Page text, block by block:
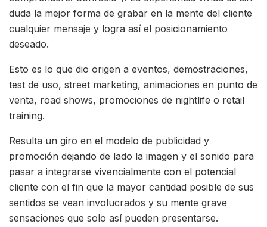
duda la mejor forma de grabar en la mente del cliente
cualquier mensaje y logra así el posicionamiento
deseado.
Esto es lo que dio origen a eventos, demostraciones,
test de uso, street marketing, animaciones en punto de
venta, road shows, promociones de nightlife o retail
training.
Resulta un giro en el modelo de publicidad y
promoción dejando de lado la imagen y el sonido para
pasar a integrarse vivencialmente con el potencial
cliente con el fin que la mayor cantidad posible de sus
sentidos se vean involucrados y su mente grave
sensaciones que solo así pueden presentarse.